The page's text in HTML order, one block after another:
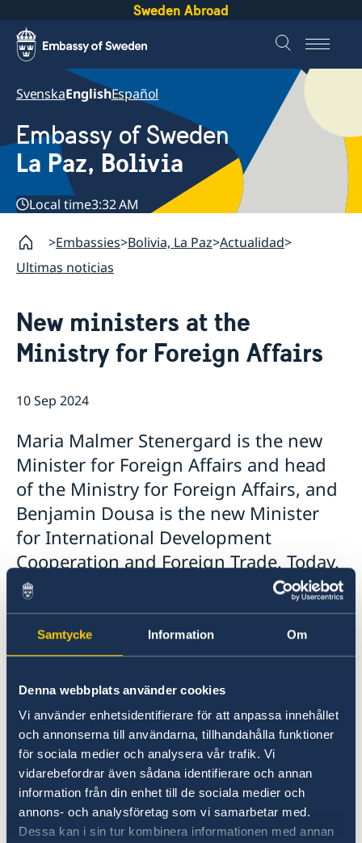
Samtycke Information Om
Denna webbplats använder cookies
Vi använder enhetsidentifierare för att anpassa innehållet
och annonserna till användarna, tillhandahålla funktioner
för sociala medier och analysera vår trafik. Vi
vidarebefordrar även sådana identifierare och annan
information från din enhet till de sociala medier och
annons- och analysföretag som vi samarbetar med.
Dessa kan i sin tur kombinera informationen med annan
Sweden Abroad
SvenskaEnglishEspañol
Embassy of Sweden
La Paz, Bolivia
Local time3:32 AM
Embassies Bolivia, La Paz Actualidad
Ultimas noticias
New ministers at the
Ministry for Foreign Affairs
10 Sep 2024
Maria Malmer Stenergard is the new
Minister for Foreign Affairs and head
of the Ministry for Foreign Affairs, and
Benjamin Dousa is the new Minister
for International Development
Cooperation and Foreign Trade. Today,
Prime Minister Ulf Kristersson
presented the Statement of
Government Policy in the Riksdag and
announced the Government’s new
ministers.
Today, Tuesday 10 September and in
connection with the Statement of Government
Policy, Mr Kristersson announced changes
within the Government: two new ministers and
four ministers who are changing ministerial
posts.